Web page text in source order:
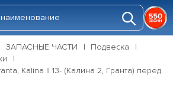
ЗАПАСНЫЕ ЧАСТИ
Подвеска
Kalina II 13- (Калина 2, Гранта) перед.